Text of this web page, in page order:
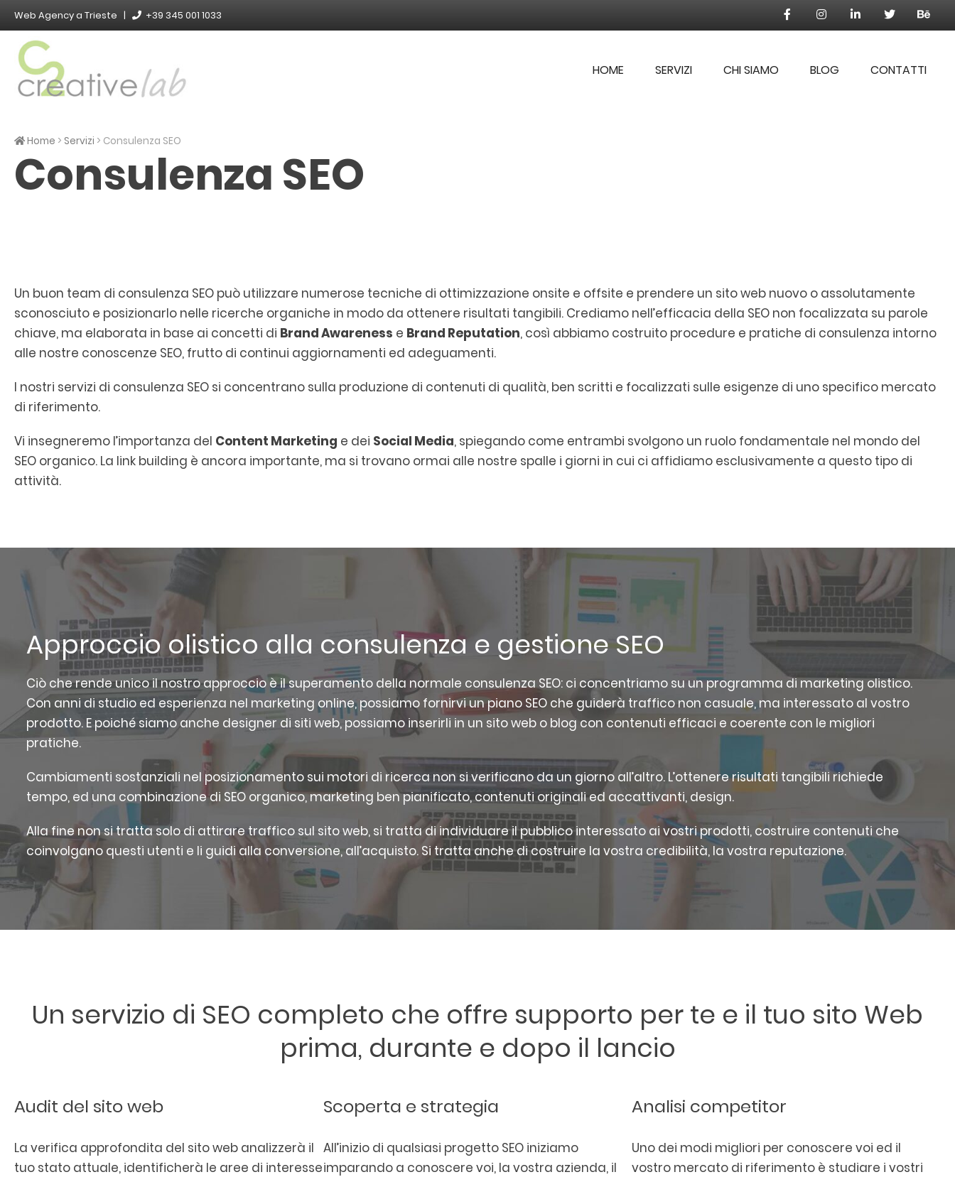
Skip
to
content
Web Agency a Trieste | +39 345 001 1033
C2 Creative Lab
Web Agency di Trieste
HOME SERVIZI CHI SIAMO BLOG CONTATTI
Home > Servizi > Consulenza SEO
Consulenza SEO
Un buon team di consulenza SEO può utilizzare numerose tecniche di ottimizzazione onsite e offsite e prendere un sito web nuovo o assolutamente
sconosciuto e posizionarlo nelle ricerche organiche in modo da ottenere risultati tangibili. Crediamo nell’efficacia della SEO non focalizzata su parole
chiave, ma elaborata in base ai concetti di Brand Awareness e Brand Reputation, così abbiamo costruito procedure e pratiche di consulenza intorno
alle nostre conoscenze SEO, frutto di continui aggiornamenti ed adeguamenti.
I nostri servizi di consulenza SEO si concentrano sulla produzione di contenuti di qualità, ben scritti e focalizzati sulle esigenze di uno specifico mercato
di riferimento.
Vi insegneremo l’importanza del Content Marketing e dei Social Media, spiegando come entrambi svolgono un ruolo fondamentale nel mondo del
SEO organico. La link building è ancora importante, ma si trovano ormai alle nostre spalle i giorni in cui ci affidiamo esclusivamente a questo tipo di
attività.
Approccio olistico alla consulenza e gestione SEO
Ciò che rende unico il nostro approccio è il superamento della normale consulenza SEO: ci concentriamo su un programma di marketing olistico.
Con anni di studio ed esperienza nel marketing online, possiamo fornirvi un piano SEO che guiderà traffico non casuale, ma interessato al vostro
prodotto. E poiché siamo anche designer di siti web, possiamo inserirli in un sito web o blog con contenuti efficaci e coerente con le migliori
pratiche.
Cambiamenti sostanziali nel posizionamento sui motori di ricerca non si verificano da un giorno all’altro. L’ottenere risultati tangibili richiede
tempo, ed una combinazione di SEO organico, marketing ben pianificato, contenuti originali ed accattivanti, design.
Alla fine non si tratta solo di attirare traffico sul sito web, si tratta di individuare il pubblico interessato ai vostri prodotti, costruire contenuti che
coinvolgano questi utenti e li guidi alla conversione, all’acquisto. Si tratta anche di costruire la vostra credibilità, la vostra reputazione.
Un servizio di SEO completo che offre supporto per te e il tuo sito Web
prima, durante e dopo il lancio
Audit del sito web
La verifica approfondita del sito web analizzerà il
tuo stato attuale, identificherà le aree di interesse
Scoperta e strategia
All’inizio di qualsiasi progetto SEO iniziamo
imparando a conoscere voi, la vostra azienda, il
Analisi competitor
Uno dei modi migliori per conoscere voi ed il
vostro mercato di riferimento è studiare i vostri